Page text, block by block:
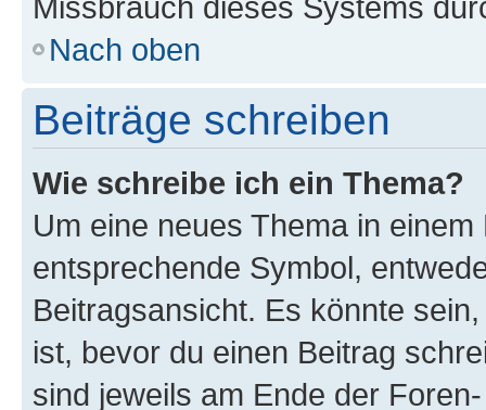
Nach oben
Beiträge schreiben
Wie schreibe ich ein Thema?
Um eine neues Thema in
entsprechende Symbol,
Beitragsansicht. Es könnte
ist, bevor du einen Beitrag
sind jeweils am Ende der